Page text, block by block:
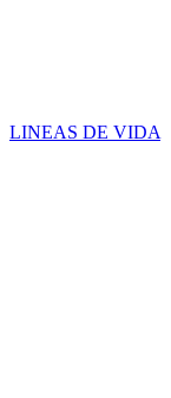
LINEAS DE VIDA